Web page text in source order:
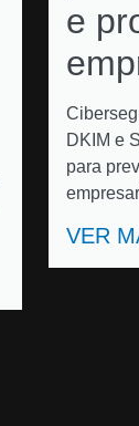
e
DKIM e
para
VER